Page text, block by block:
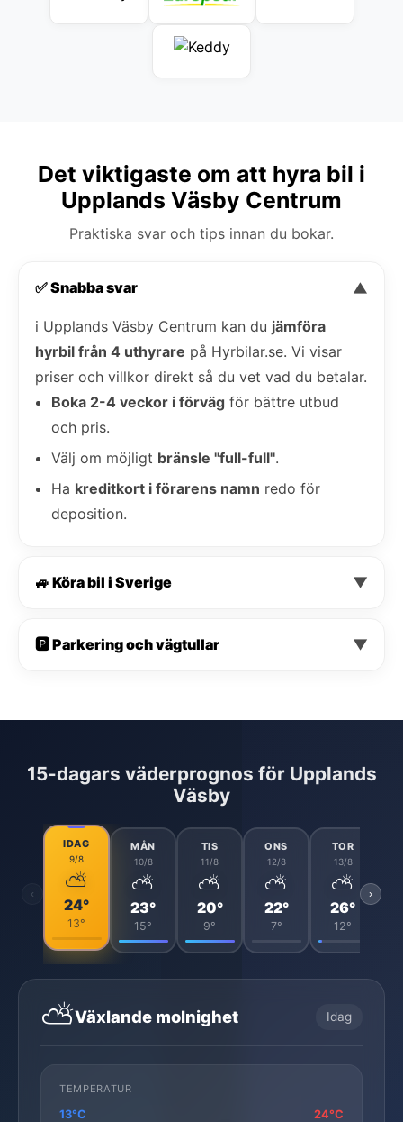
Det viktigaste om att hyra bil i
Upplands Väsby Centrum
Praktiska svar och tips innan du bokar.
✅ Snabba svar ▼
i Upplands Väsby Centrum kan du jämföra
hyrbil från 4 uthyrare på Hyrbilar.se. Vi visar
priser och villkor direkt så du vet vad du betalar.
Boka 2-4 veckor i förväg för bättre utbud
och pris.
Välj om möjligt bränsle "full-full".
Ha kreditkort i förarens namn redo för
deposition.
🚙 Köra bil i Sverige ▼
🅿️ Parkering och vägtullar ▼
15-dagars väderprognos för Upplands
Väsby
‹
IDAG
9/8
⛅
24°
13°
MÅN
10/8
⛅
23°
15°
TIS
11/8
⛅
20°
9°
ONS
12/8
⛅
22°
7°
TOR
13/8
⛅
26°
12°
›
⛅Växlande molnighet Idag
TEMPERATUR
13°C 24°C